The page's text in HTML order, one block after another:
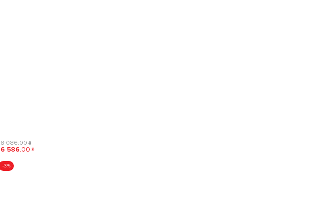
8 086.00 ₴
6 586.00 ₴
-3%